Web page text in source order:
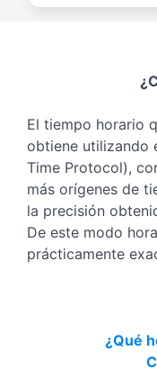
El tiempo horario
obtiene utilizando
Time Protocol),
más orígenes de
la precisión
De este modo
prácticamente
¿Qué